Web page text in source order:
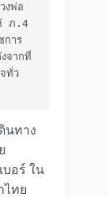
งพ่อ
ภ.4
การ
จากที่
ทั่ว
นทาง
บอร์ ใน
ไทย